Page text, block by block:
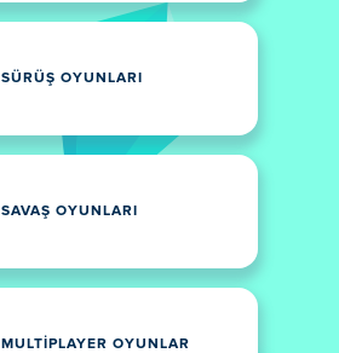
SÜRÜŞ OYUNLARI
SAVAŞ OYUNLARI
MULTIPLAYER OYUNLAR